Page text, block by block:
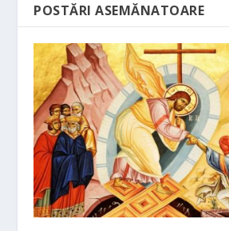
POSTĂRI ASEMĂNATOARE